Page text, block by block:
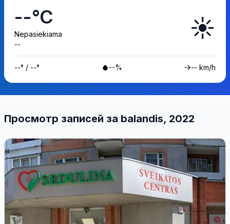
--°C
Nepasiekiama
--
☀️
--° / --° --% -- km/h
Просмотр записей за balandis, 2022